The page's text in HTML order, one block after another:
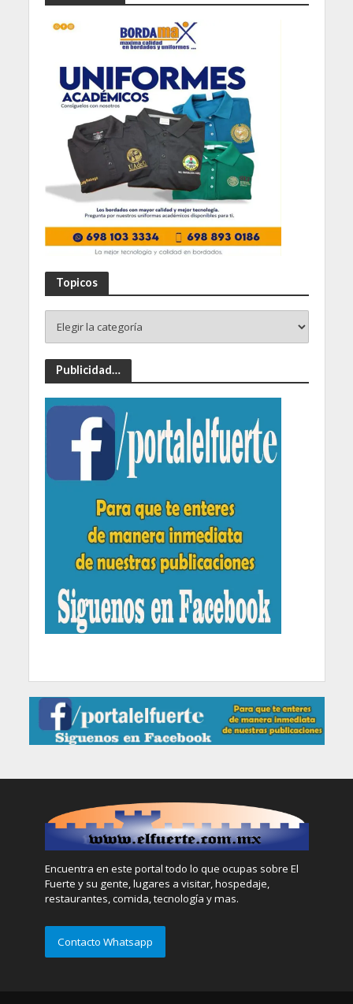
Topicos
Publicidad…
Encuentra en este portal todo lo que ocupas sobre El
Fuerte y su gente, lugares a visitar, hospedaje,
restaurantes, comida, tecnología y mas.
Contacto Whatsapp